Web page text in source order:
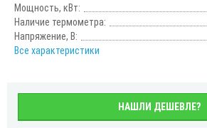
Мощность, кВт:
Наличие термометра:
Напряжение, В:
Все характеристики
НАШЛИ ДЕШЕВЛЕ?